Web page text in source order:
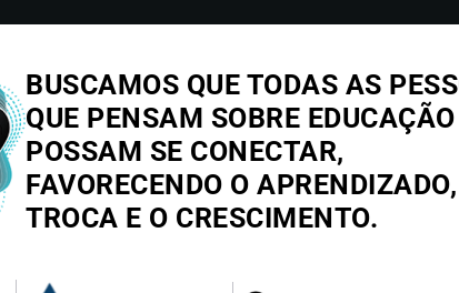
BUSCAMOS QUE TODAS AS
QUE PENSAM SOBRE EDUCAÇÃO
POSSAM SE CONECTAR,
FAVORECENDO O
TROCA E O CRESCIMENTO.